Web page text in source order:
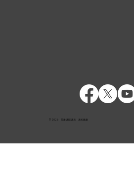
© 2026 前衆議院議員 末松義規